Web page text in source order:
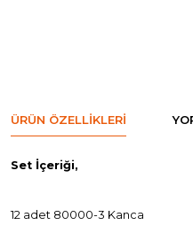
ÜRÜN ÖZELLIKLERI
Set İçeriği,
12 adet 80000-3 Kanca